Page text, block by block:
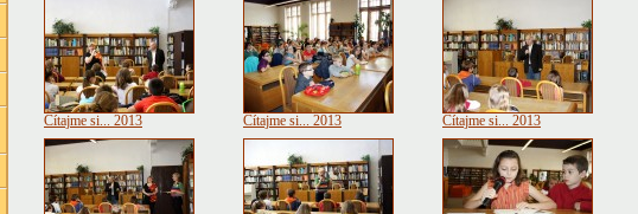
Čítajme si... 2013 Čítajme si... 2013 Čítajme si... 2013